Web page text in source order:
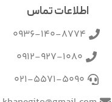
اطلاعات تماس
0936-140-8774
0912-927-1080
021-5571-5090